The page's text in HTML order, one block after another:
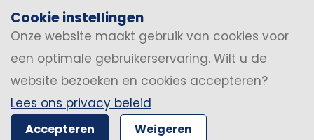
Cookie instellingen
Onze website maakt gebruik van cookies voor
een optimale gebruikerservaring. Wilt u de
website bezoeken en cookies accepteren?
Lees ons privacy beleid
Accepteren Weigeren